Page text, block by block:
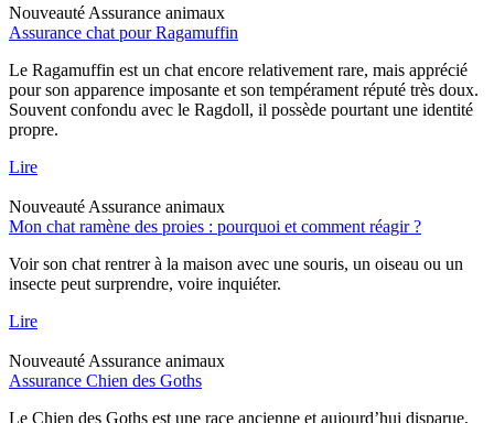
NouveautéAssurance animaux
Assurance chat pour Ragamuffin
Le Ragamuffin est un chat encore relativement rare, mais apprécié
pour son apparence imposante et son tempérament réputé très doux.
Souvent confondu avec le Ragdoll, il possède pourtant une identité
propre.
Lire
NouveautéAssurance animaux
Mon chat ramène des proies : pourquoi et comment réagir ?
Voir son chat rentrer à la maison avec une souris, un oiseau ou un
insecte peut surprendre, voire inquiéter.
Lire
NouveautéAssurance animaux
Assurance Chien des Goths
Le Chien des Goths est une race ancienne et aujourd’hui disparue,